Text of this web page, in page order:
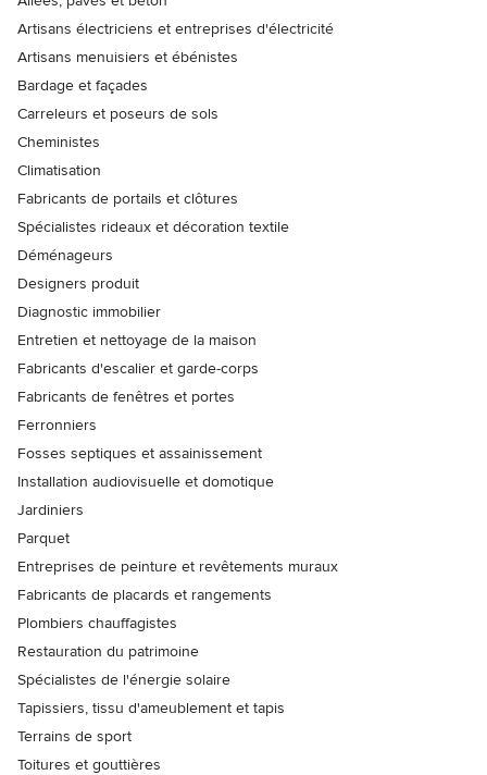
Artisans électriciens et entreprises d'électricité
Artisans menuisiers et ébénistes
Bardage et façades
Carreleurs et poseurs de sols
Cheministes
Climatisation
Fabricants de portails et clôtures
Spécialistes rideaux et décoration textile
Déménageurs
Designers produit
Diagnostic immobilier
Entretien et nettoyage de la maison
Fabricants d'escalier et garde-corps
Fabricants de fenêtres et portes
Ferronniers
Fosses septiques et assainissement
Installation audiovisuelle et domotique
Jardiniers
Parquet
Entreprises de peinture et revêtements muraux
Fabricants de placards et rangements
Plombiers chauffagistes
Restauration du patrimoine
Spécialistes de l'énergie solaire
Tapissiers, tissu d'ameublement et tapis
Terrains de sport
Toitures et gouttières